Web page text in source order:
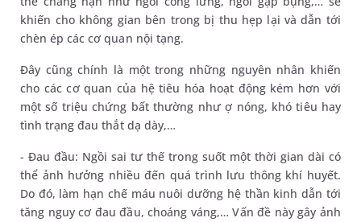
khiến cho không gian bên trong bị thu hẹp lại và dẫn tới
chèn ép các cơ quan nội tạng.
Đây cũng chính là một trong những nguyên nhân khiến
cho các cơ quan của hệ tiêu hóa hoạt động kém hơn với
một số triệu chứng bất thường như ợ nóng, khó tiêu hay
tình trạng đau thắt dạ dày,…
- Đau đầu: Ngồi sai tư thế trong suốt một thời gian dài có
thể ảnh hưởng nhiều đến quá trình lưu thông khí huyết.
Do đó, làm hạn chế máu nuôi dưỡng hệ thần kinh dẫn tới
tăng nguy cơ đau đầu, choáng váng,… Vấn đề này gây ảnh